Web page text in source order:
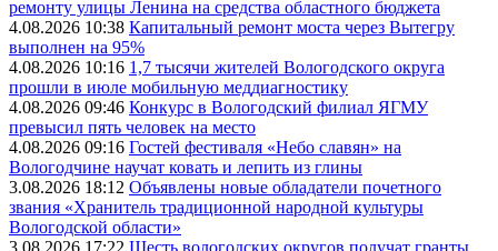
ремонту улицы Ленина на средства областного бюджета
4.08.2026 10:38 Капитальный ремонт моста через Вытегру
выполнен на 95%
4.08.2026 10:16 1,7 тысячи жителей Вологодского округа
прошли в июле мобильную меддиагностику
4.08.2026 09:46 Конкурс в Вологодский филиал ЯГМУ
превысил пять человек на место
4.08.2026 09:16 Гостей фестиваля «Небо славян» на
Вологодчине научат ковать и лепить из глины
3.08.2026 18:12 Объявлены новые обладатели почетного
звания «Хранитель традиционной народной культуры
Вологодской области»
3.08.2026 17:22 Шесть вологодских округов получат гранты